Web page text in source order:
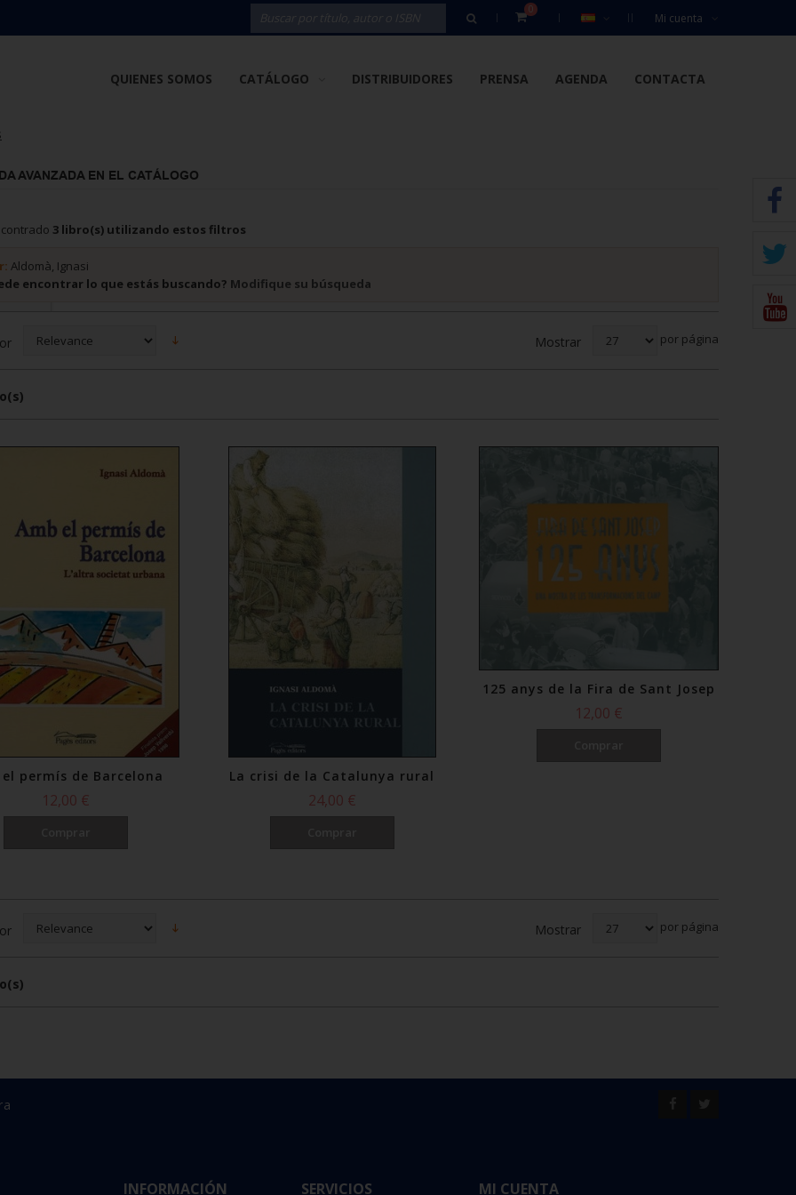
Mi cuenta
0
QUIENES SOMOS CATÁLOGO DISTRIBUIDORES PRENSA AGENDA CONTACTA
AVANZADA EN EL CATÁLOGO
3 libro(s) utilizando estos filtros
Aldomà, Ignasi
encontrar lo que estás buscando? Modifique su búsqueda
Mostrar por página
el permís de Barcelona
12,00 €
La crisi de la Catalunya rural
24,00 €
125 anys de la Fira de Sant Josep
12,00 €
Mostrar por página
INFORMACIÓN SERVICIOS MI CUENTA